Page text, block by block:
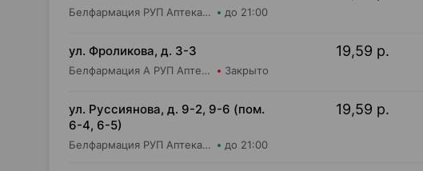
Белфармация РУП Аптека №48 до 21:00
ул. Фроликова, д. 3-3
Белфармация А РУП Аптека №34 Закрыто
19,59 р.
ул. Руссиянова, д. 9-2, 9-6 (пом.
6-4, 6-5)
Белфармация РУП Аптека №110 до 21:00
19,59 р.